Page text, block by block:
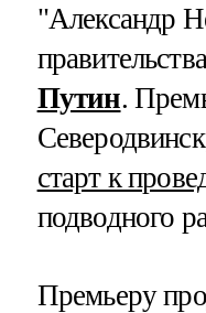
"Александр
Путин.
старт к
подводного
Премьеру